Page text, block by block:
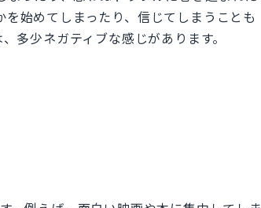
始めてしまったり、信じてしまうことも
多少ネガティブな感じがあります。